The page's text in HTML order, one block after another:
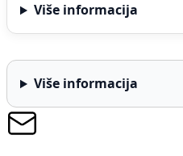
Više informacija
Više informacija